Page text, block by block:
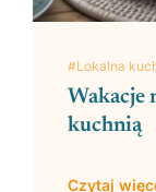
#Lokalna
Wakacje
kuchnią
Czytaj